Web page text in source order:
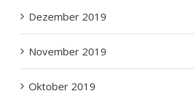
November 2019
Oktober 2019